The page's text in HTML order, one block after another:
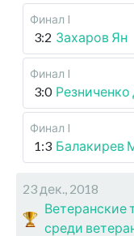
Финал I
3:2 Захаров Ян
Финал I
3:0 Резниченко
Финал I
1:3 Балакирев
23 дек., 2018
Ветеранские
среди